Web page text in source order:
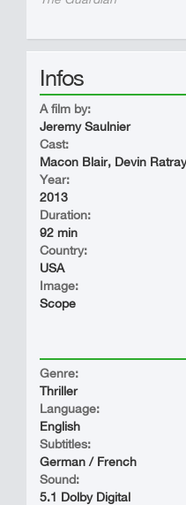
Infos
A film by:
Jeremy Saulnier
Cast:
Macon Blair, Devin
Year:
2013
Duration:
92 min
Country:
USA
Image:
Scope
Genre:
Thriller
Language:
English
Subtitles:
German / French
Sound:
5.1 Dolby Digital